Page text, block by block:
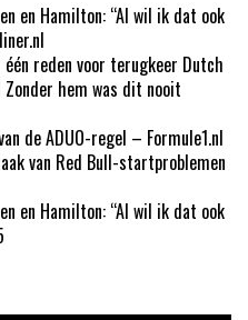
en Hamilton: “Al wil ik dat ook
reden voor terugkeer Dutch
Zonder hem was dit nooit
de ADUO-regel – Formule1.nl
van Red Bull-startproblemen
en Hamilton: “Al wil ik dat ook